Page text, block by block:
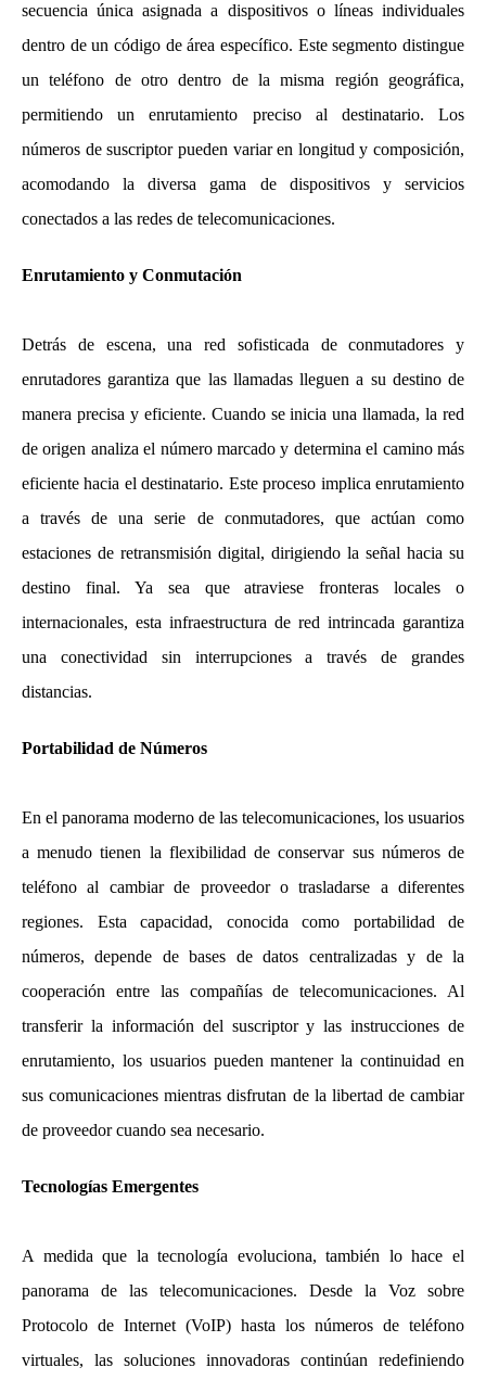
secuencia única asignada a dispositivos o líneas individuales
dentro de un código de área específico. Este segmento distingue
un teléfono de otro dentro de la misma región geográfica,
permitiendo un enrutamiento preciso al destinatario. Los
números de suscriptor pueden variar en longitud y composición,
acomodando la diversa gama de dispositivos y servicios
conectados a las redes de telecomunicaciones.
Enrutamiento y Conmutación
Detrás de escena, una red sofisticada de conmutadores y
enrutadores garantiza que las llamadas lleguen a su destino de
manera precisa y eficiente. Cuando se inicia una llamada, la red
de origen analiza el número marcado y determina el camino más
eficiente hacia el destinatario. Este proceso implica enrutamiento
a través de una serie de conmutadores, que actúan como
estaciones de retransmisión digital, dirigiendo la señal hacia su
destino final. Ya sea que atraviese fronteras locales o
internacionales, esta infraestructura de red intrincada garantiza
una conectividad sin interrupciones a través de grandes
distancias.
Portabilidad de Números
En el panorama moderno de las telecomunicaciones, los usuarios
a menudo tienen la flexibilidad de conservar sus números de
teléfono al cambiar de proveedor o trasladarse a diferentes
regiones. Esta capacidad, conocida como portabilidad de
números, depende de bases de datos centralizadas y de la
cooperación entre las compañías de telecomunicaciones. Al
transferir la información del suscriptor y las instrucciones de
enrutamiento, los usuarios pueden mantener la continuidad en
sus comunicaciones mientras disfrutan de la libertad de cambiar
de proveedor cuando sea necesario.
Tecnologías Emergentes
A medida que la tecnología evoluciona, también lo hace el
panorama de las telecomunicaciones. Desde la Voz sobre
Protocolo de Internet (VoIP) hasta los números de teléfono
virtuales, las soluciones innovadoras continúan redefiniendo